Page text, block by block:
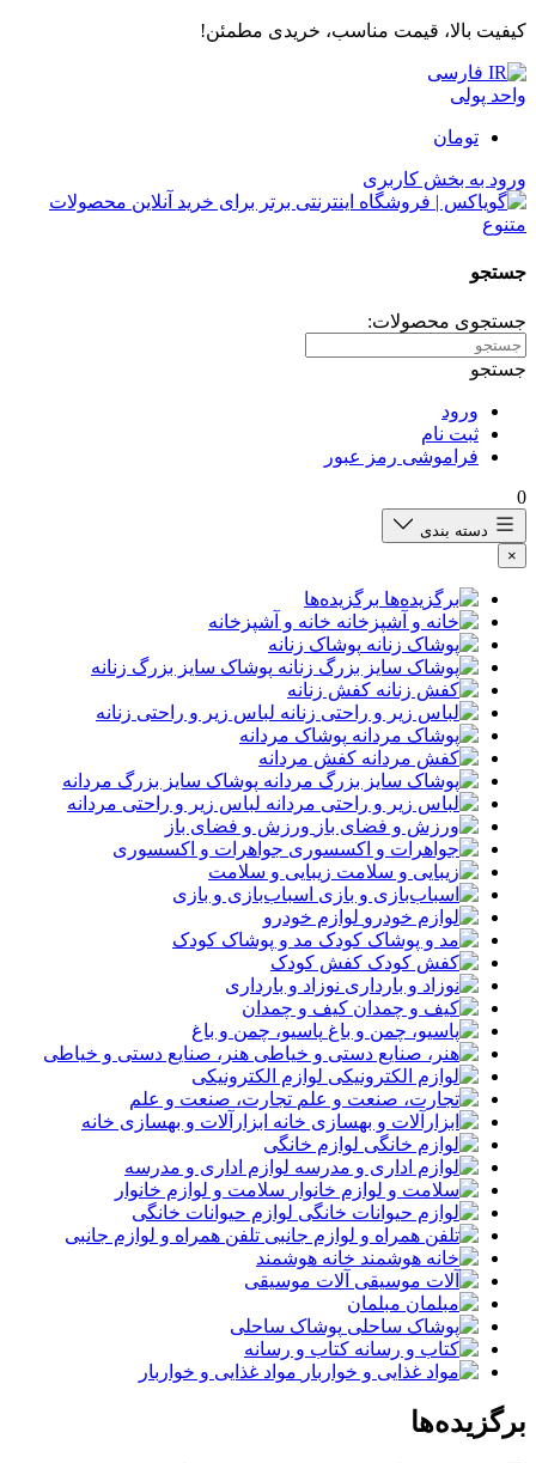
کیفیت بالا، قیمت مناسب، خریدی مطمئن!
فارسی
واحد پولی
تومان
ورود به بخش کاربری
جستجو
جستجوی محصولات:
جستجو
ورود
ثبت نام
فراموشی رمز عبور
0
دسته بندی
×
برگزیده‌ها
خانه و آشپزخانه
پوشاک زنانه
پوشاک سایز بزرگ زنانه
کفش زنانه
لباس زیر و راحتی زنانه
پوشاک مردانه
کفش مردانه
پوشاک سایز بزرگ مردانه
لباس زیر و راحتی مردانه
ورزش و فضای باز
جواهرات و اکسسوری
زیبایی و سلامت
اسباب‌بازی و بازی
لوازم خودرو
مد و پوشاک کودک
کفش کودک
نوزاد و بارداری
کیف و چمدان
پاسیو، چمن و باغ
هنر، صنایع دستی و خیاطی
لوازم الکترونیکی
تجارت، صنعت و علم
ابزارآلات و بهسازی خانه
لوازم خانگی
لوازم اداری و مدرسه
سلامت و لوازم خانوار
لوازم حیوانات خانگی
تلفن همراه و لوازم جانبی
خانه هوشمند
آلات موسیقی
مبلمان
پوشاک ساحلی
کتاب و رسانه
مواد غذایی و خواربار
برگزیده‌ها